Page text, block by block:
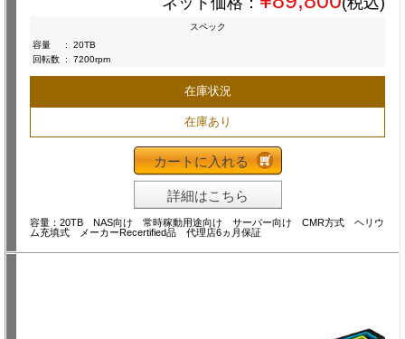
スペック
容量
:
20TB
回転数 : 7200rpm
在庫状況
在庫あり
カートに入れる
詳細はこちら
容量：20TB NAS向け 常時稼動用途向け サーバー向け CMR方式 ヘリウ
ム充填式 メーカーRecertified品 代理店6ヵ月保証